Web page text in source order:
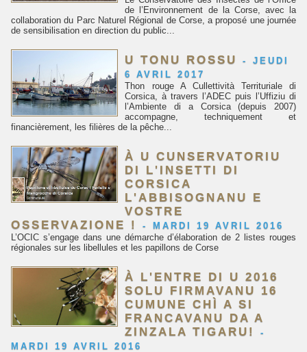
de l’Environnement de la Corse, avec la
collaboration du Parc Naturel Régional de Corse, a proposé une journée
de sensibilisation en direction du public...
U TONU ROSSU -
JEUDI
6 AVRIL 2017
Thon rouge A Cullettività Territuriale di
Corsica, à travers l’ADEC puis l’Uffiziu di
l’Ambiente di a Corsica (depuis 2007)
accompagne, techniquement et
financièrement, les filières de la pêche...
À U CUNSERVATORIU
DI L'INSETTI DI
CORSICA
L'ABBISOGNANU E
VOSTRE
OSSERVAZIONE !
-
MARDI 19 AVRIL 2016
L’OCIC s’engage dans une démarche d’élaboration de 2 listes rouges
régionales sur les libellules et les papillons de Corse
À L'ENTRE DI U 2016
SOLU FIRMAVANU 16
CUMUNE CHÌ A SI
FRANCAVANU DA A
ZINZALA TIGARU!
-
MARDI 19 AVRIL 2016